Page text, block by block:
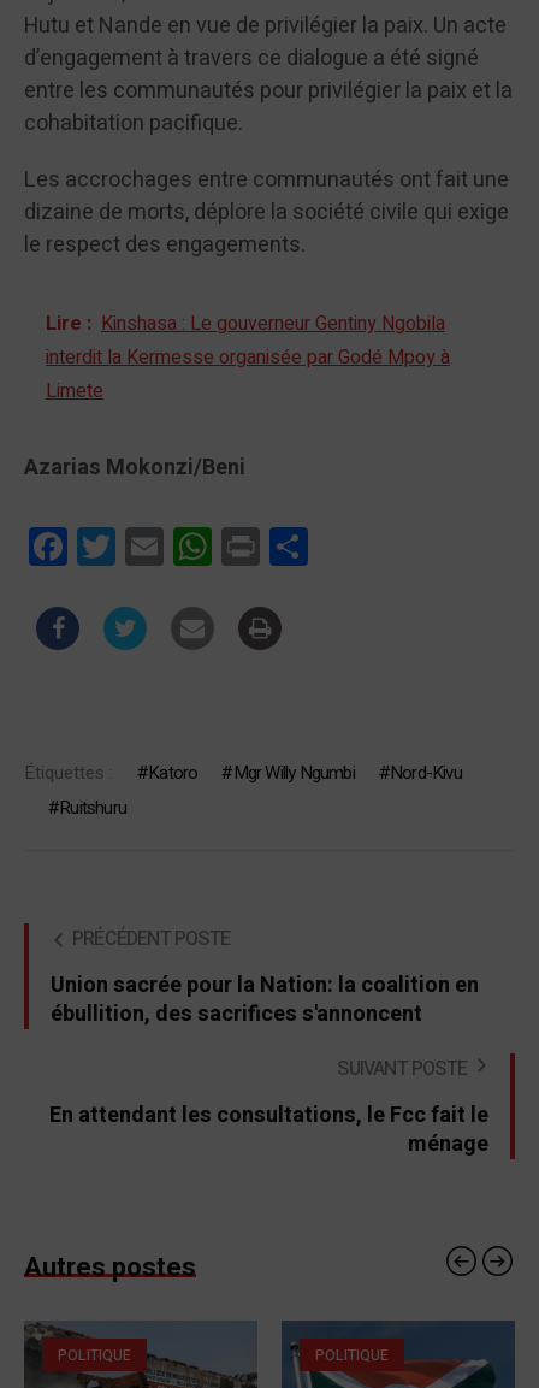
Hutu et Nande en vue de privilégier la paix. Un acte
d’engagement à travers ce dialogue a été signé
entre les communautés pour privilégier la paix et la
cohabitation pacifique.
Les accrochages entre communautés ont fait une
dizaine de morts, déplore la société civile qui exige
le respect des engagements.
Lire : Kinshasa : Le gouverneur Gentiny Ngobila
interdit la Kermesse organisée par Godé Mpoy à
Limete
Azarias Mokonzi/Beni
FacebookTwitterEmail WhatsApp
Print
Étiquettes : Katoro Mgr Willy Ngumbi
Nord-Kivu
Ruitshuru
PRÉCÉDENT POSTE
Union sacrée pour la Nation: la coalition en
ébullition, des sacrifices s'annoncent
SUIVANT POSTE
En attendant les consultations, le Fcc fait le
ménage
Autres postes
POLITIQUE POLITIQUE